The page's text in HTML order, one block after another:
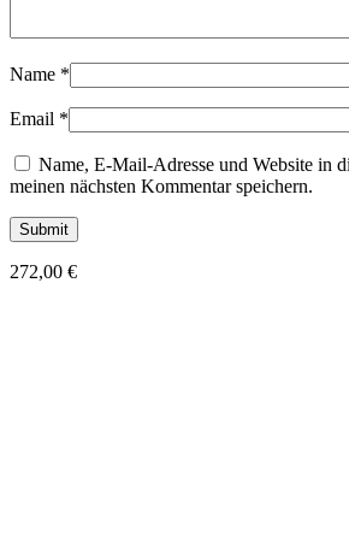
Name *
Email *
Name, E-Mail-Adresse und Website in
meinen nächsten Kommentar speichern.
272,00 €